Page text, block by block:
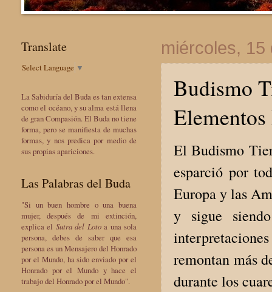
miércoles, 15
Budismo
El Budismo
esparció por
Europa y las
y sigue
remontan más
durante los
Translate
Select Language ▼
La Sabiduría del Buda es tan extensa
como el océano, y su alma está llena
de gran Compasión. El Buda no tiene
forma, pero se manifiesta de muchas
formas, y nos predica por medio de
sus propias apariciones.
Las Palabras del Buda
"Si un buen hombre o una buena
mujer, después de mi extinción,
explica el Sutra del Lotoa una sola
persona, debes de saber que esa
persona es un Mensajero del Honrado
por el Mundo, ha sido enviado por el
Honrado por el Mundo y hace el
trabajo del Honrado por el Mundo".